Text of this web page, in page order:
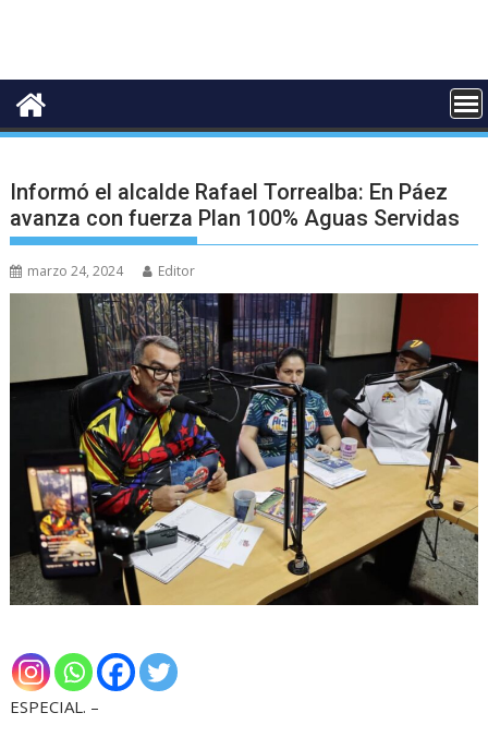
Informó el alcalde Rafael Torrealba: En Páez
avanza con fuerza Plan 100% Aguas Servidas
marzo 24, 2024 Editor
ESPECIAL. –